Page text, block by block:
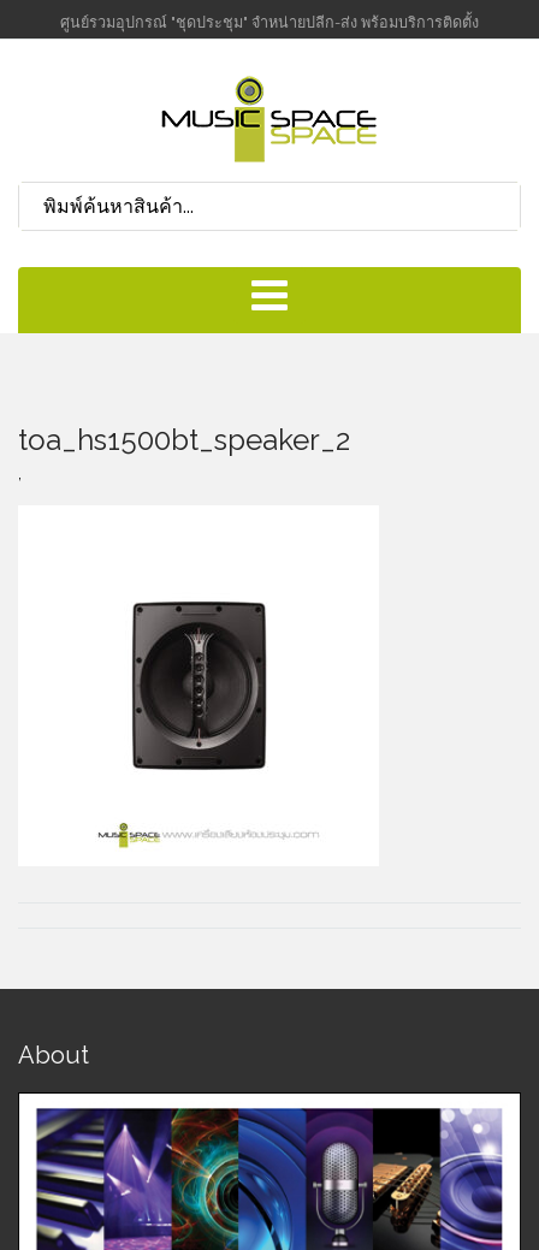
ศูนย์รวมอุปกรณ์ "ชุดประชุม" จำหน่ายปลีก-ส่ง พร้อมบริการติดตั้ง
toa_hs1500bt_speaker_2
About